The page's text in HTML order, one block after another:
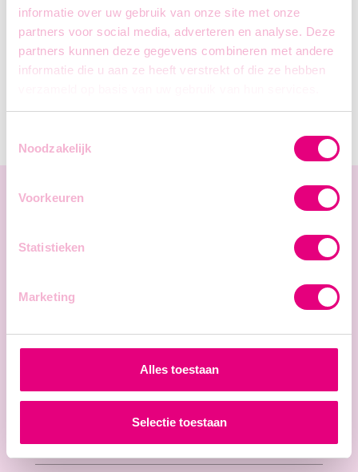
informatie over uw gebruik van onze site met onze
partners voor social media, adverteren en analyse. Deze
partners kunnen deze gegevens combineren met andere
informatie die u aan ze heeft verstrekt of die ze hebben
Noodzakelijk
Voorkeuren
Statistieken
Marketing
Alles toestaan
Selectie toestaan